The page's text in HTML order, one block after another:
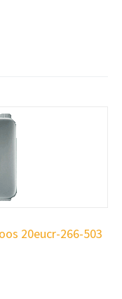
20eucr-266-503